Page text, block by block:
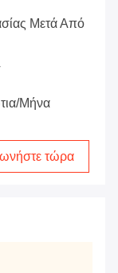
Μετά Από
μήνα
τώρα